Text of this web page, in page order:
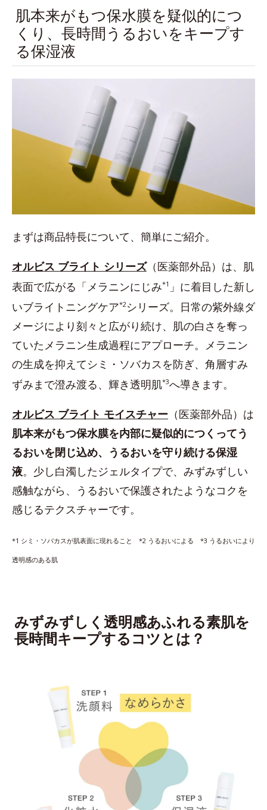
肌本来がもつ保水膜を疑似的につ
くり、長時間うるおいをキープす
る保湿液
まずは商品特長について、簡単にご紹介。
オルビス ブライト シリーズ（医薬部外品）は、肌
表面で広がる「メラニンにじみ*1 」に着目した新し
いブライトニングケア*2シリーズ。日常の紫外線ダ
メージにより刻々と広がり続け、肌の白さを奪っ
ていたメラニン生成過程にアプローチ。メラニン
の生成を抑えてシミ・ソバカスを防ぎ、角層すみ
ずみまで澄み渡る、輝き透明肌*3へ導きます。
オルビス ブライト モイスチャー （医薬部外品）は
肌本来がもつ保水膜を内部に疑似的につくってう
るおいを閉じ込め、うるおいを守り続ける保湿
液。少し白濁したジェルタイプで、みずみずしい
感触ながら、うるおいで保護されたようなコクを
感じるテクスチャーです。
*1 シミ・ソバカスが肌表面に現れること *2 うるおいによる *3 うるおいにより
透明感のある肌
みずみずしく透明感あふれる素肌を
長時間キープするコツとは？